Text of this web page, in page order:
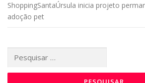
ShoppingSantaÚrsula inicia projeto
adoção pet
por: